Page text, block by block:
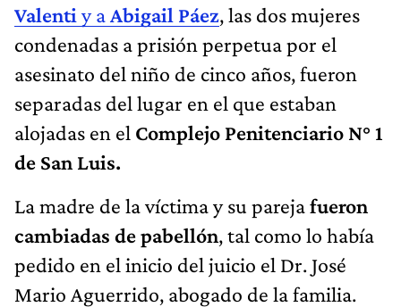
Valenti y aAbigail Páez, las dos mujeres
condenadas a prisión perpetua por el
asesinato del niño de cinco años, fueron
separadas del lugar en el que estaban
alojadas en el Complejo Penitenciario N° 1
de San Luis.
La madre de la víctima y su parejafueron
cambiadas de pabellón, tal como lo había
pedido en el inicio del juicio el Dr. José
Mario Aguerrido, abogado de la familia.